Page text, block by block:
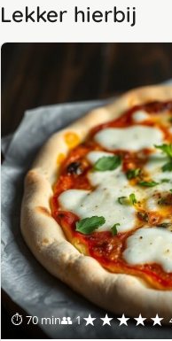
Lekker hierbij
⏱ 70 min👥 1★★★★★